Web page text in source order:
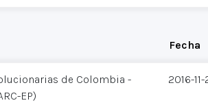
Fecha
de Colombia -
EP)
2016-